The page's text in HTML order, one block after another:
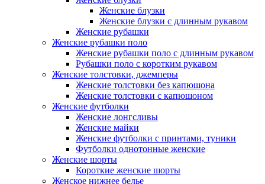
Женские блузки
Женские блузки с длинным рукавом
Женские рубашки
Женские рубашки поло
Женские рубашки поло с длинным рукавом
Рубашки поло с коротким рукавом
Женские толстовки, джемперы
Женские толстовки без капюшона
Женские толстовки с капюшоном
Женские футболки
Женские лонгсливы
Женские майки
Женские футболки с принтами, туники
Футболки однотонные женские
Женские шорты
Короткие женские шорты
Женское нижнее белье